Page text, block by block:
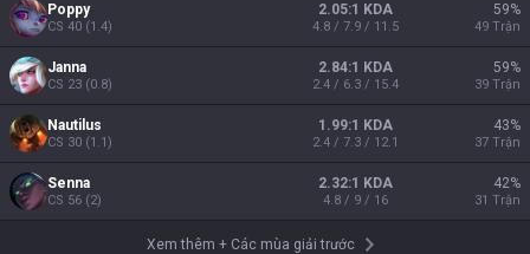
Poppy
CS 40 (1.4)
2.05:1 KDA
4.8 / 7.9 / 11.5
59%
49 Trận
Janna
CS 23 (0.8)
2.84:1 KDA
2.4 / 6.3 / 15.4
59%
39 Trận
Nautilus
CS 30 (1.1)
1.99:1 KDA
2.4 / 7.3 / 12.1
43%
37 Trận
Senna
CS 56 (2)
2.32:1 KDA
4.8 / 9 / 16
42%
31 Trận
Xem thêm + Các mùa giải trước